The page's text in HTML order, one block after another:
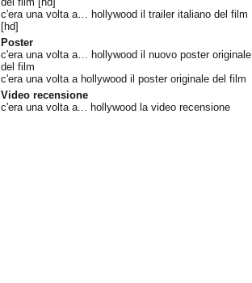
c'era una volta a… hollywood il trailer italiano del film
[hd]
Poster
c'era una volta a… hollywood il nuovo poster originale
del film
c'era una volta a hollywood il poster originale del film
Video recensione
c'era una volta a... hollywood la video recensione